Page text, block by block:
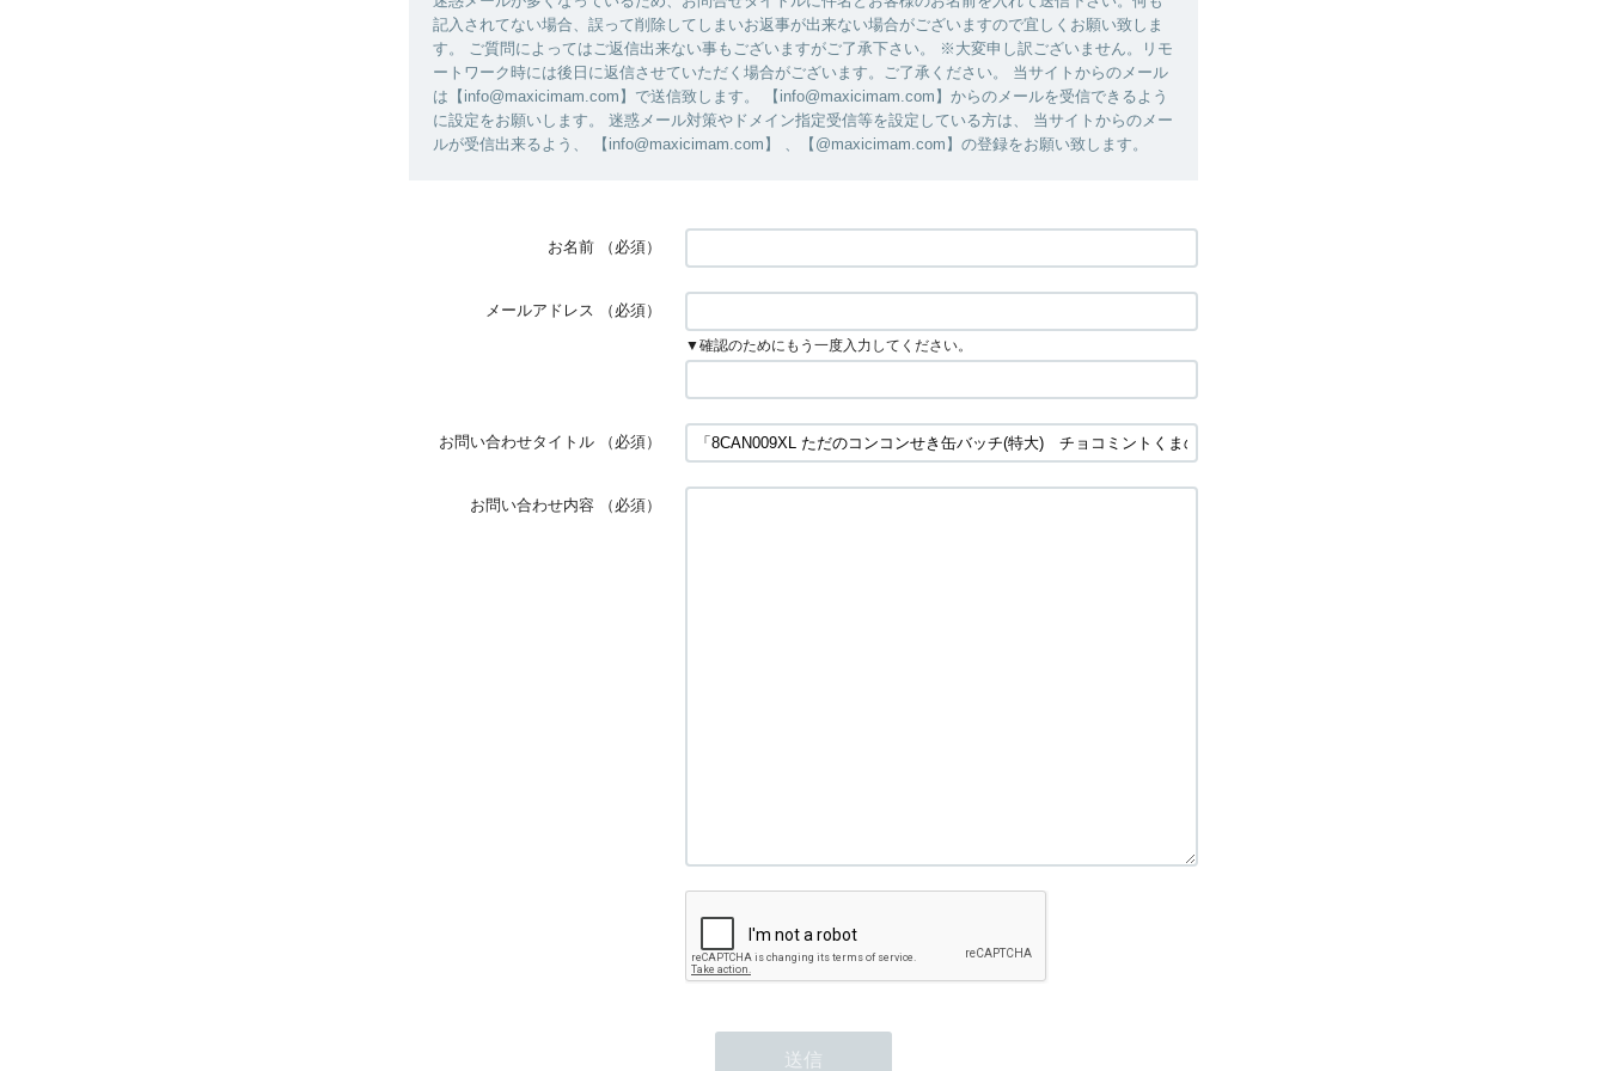
記入されてない場合、誤って削除してしまいお返事が出来ない場合がございますので宜しくお願い致しま
す。 ご質問によってはご返信出来ない事もございますがご了承下さい。 ※大変申し訳ございません。リモ
ートワーク時には後日に返信させていただく場合がございます。ご了承ください。 当サイトからのメール
は【info@maxicimam.com】で送信致します。 【info@maxicimam.com】からのメールを受信できるよう
に設定をお願いします。 迷惑メール対策やドメイン指定受信等を設定している方は、 当サイトからのメー
ルが受信出来るよう、 【info@maxicimam.com】 、【@maxicimam.com】の登録をお願い致します。
お名前 （必須）
メールアドレス （必須）
▼確認のためにもう一度入力してください。
お問い合わせタイトル （必須）
お問い合わせ内容 （必須）